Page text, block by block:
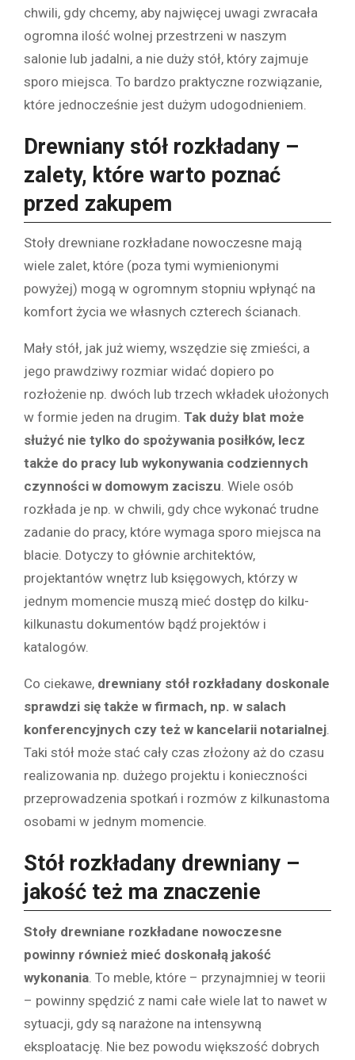
chwili, gdy chcemy, aby najwięcej uwagi zwracała
ogromna ilość wolnej przestrzeni w naszym
salonie lub jadalni, a nie duży stół, który zajmuje
sporo miejsca. To bardzo praktyczne rozwiązanie,
które jednocześnie jest dużym udogodnieniem.
Drewniany stół rozkładany –
zalety, które warto poznać
przed zakupem
Stoły drewniane rozkładane nowoczesne mają
wiele zalet, które (poza tymi wymienionymi
powyżej) mogą w ogromnym stopniu wpłynąć na
komfort życia we własnych czterech ścianach.
Mały stół, jak już wiemy, wszędzie się zmieści, a
jego prawdziwy rozmiar widać dopiero po
rozłożenie np. dwóch lub trzech wkładek ułożonych
w formie jeden na drugim. Tak duży blat może
służyć nie tylko do spożywania posiłków, lecz
także do pracy lub wykonywania codziennych
czynności w domowym zaciszu. Wiele osób
rozkłada je np. w chwili, gdy chce wykonać trudne
zadanie do pracy, które wymaga sporo miejsca na
blacie. Dotyczy to głównie architektów,
projektantów wnętrz lub księgowych, którzy w
jednym momencie muszą mieć dostęp do kilku-
kilkunastu dokumentów bądź projektów i
katalogów.
Co ciekawe, drewniany stół rozkładany doskonale
sprawdzi się także w firmach, np. w salach
konferencyjnych czy też w kancelarii notarialnej.
Taki stół może stać cały czas złożony aż do czasu
realizowania np. dużego projektu i konieczności
przeprowadzenia spotkań i rozmów z kilkunastoma
osobami w jednym momencie.
Stół rozkładany drewniany –
jakość też ma znaczenie
Stoły drewniane rozkładane nowoczesne
powinny również mieć doskonałą jakość
wykonania . To meble, które – przynajmniej w teorii
– powinny spędzić z nami całe wiele lat to nawet w
sytuacji, gdy są narażone na intensywną
eksploatację. Nie bez powodu większość dobrych